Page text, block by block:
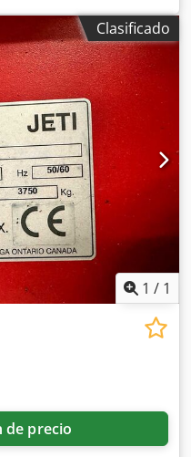
Clasificado
1 / 1
de precio